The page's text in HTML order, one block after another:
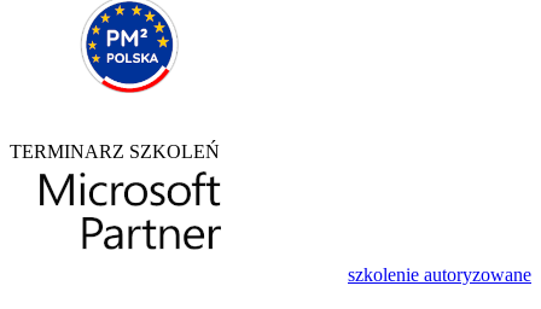
TERMINARZ SZKOLEŃ
szkolenie autoryzowane